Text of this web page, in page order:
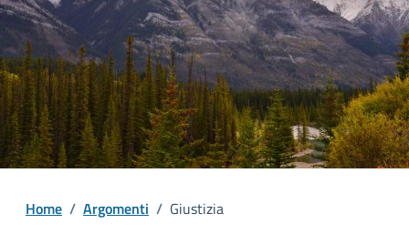
Home / Argomenti / Giustizia